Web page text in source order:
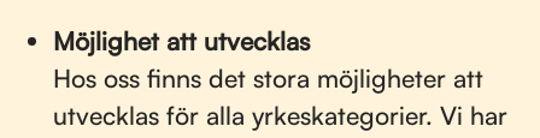
Möjlighet att utvecklas
Hos oss finns det stora möjligheter att
utvecklas för alla yrkeskategorier. Vi har